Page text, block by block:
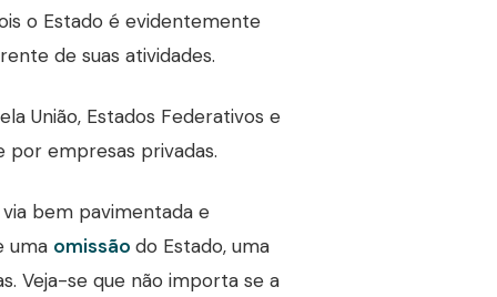
o Estado é evidentemente
de suas atividades.
União, Estados Federativos e
por empresas privadas.
bem pavimentada e
uma omissão do Estado, uma
Veja-se que não importa se a